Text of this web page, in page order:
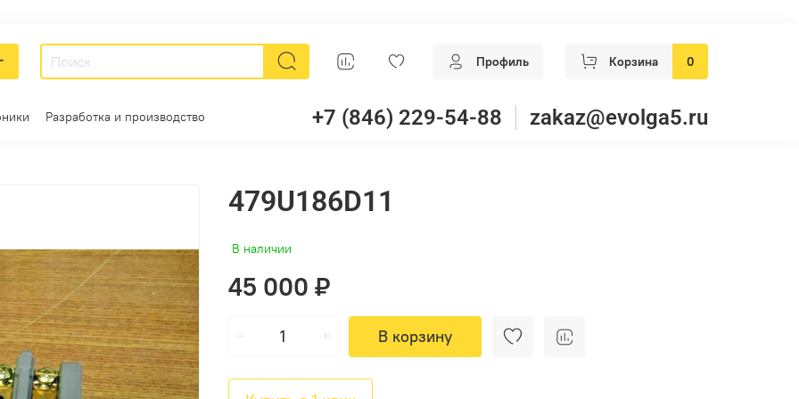
Профиль Корзина 0
Разработка и производство +7 (846) 229-54-88 zakaz@evolga5.ru
479U186D11
В наличии
45 000 ₽
В корзину